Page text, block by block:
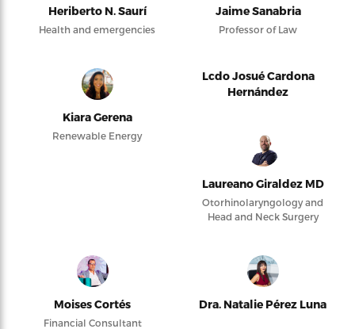
Heriberto N. Saurí
Health and emergencies
Jaime Sanabria
Professor of Law
Kiara Gerena
Renewable Energy
Lcdo Josué Cardona
Hernández
Laureano Giraldez MD
Otorhinolaryngology and
Head and Neck Surgery
Moises Cortés
Financial Consultant
Dra. Natalie Pérez Luna